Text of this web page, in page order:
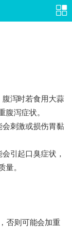
泻时若食用大蒜
泻症状。
刺激或损伤胃黏
引起口臭症状，
。
否则可能会加重